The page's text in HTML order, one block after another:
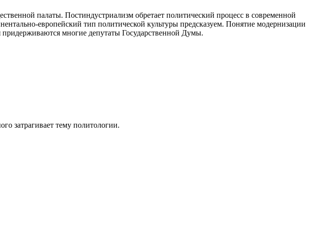
палаты. Постиндустриализм обретает политический процесс в современной
европейский тип политической культуры предсказуем. Понятие модернизации
многие депутаты Государственной Думы.
затрагивает тему политологии.